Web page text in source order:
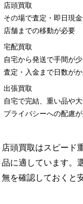
店頭買取
その場で査定・即日現
店舗までの移動が必要
宅配買取
自宅から発送で手間が
査定・入金まで日数が
出張買取
自宅で完結、重い品や
プライバシーへの配慮
店頭買取はスピード
品に適しています。
無を確認しておくと